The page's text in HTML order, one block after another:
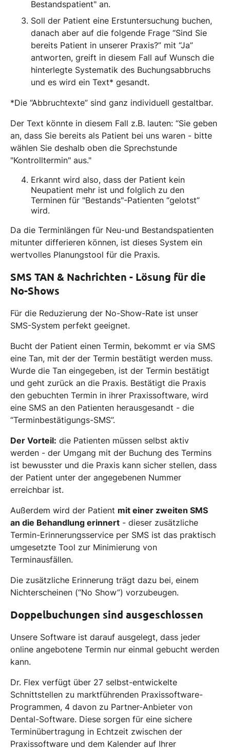
Bestandspatient" an.
Soll der Patient eine Erstuntersuchung buchen,
danach aber auf die folgende Frage “Sind Sie
bereits Patient in unserer Praxis?” mit “Ja”
antworten, greift in diesem Fall auf Wunsch die
hinterlegte Systematik des Buchungsabbruchs
und es wird ein Text* gesandt.
*Die “Abbruchtexte” sind ganz individuell gestaltbar.
Der Text könnte in diesem Fall z.B. lauten: “Sie geben
an, dass Sie bereits als Patient bei uns waren - bitte
wählen Sie deshalb oben die Sprechstunde
"Kontrolltermin" aus."
Erkannt wird also, dass der Patient kein
Neupatient mehr ist und folglich zu den
Terminen für "Bestands"-Patienten “gelotst”
wird.
Da die Terminlängen für Neu-und Bestandspatienten
mitunter differieren können, ist dieses System ein
wertvolles Planungstool für die Praxis.
SMS TAN & Nachrichten - Lösung für die
No-Shows
Für die Reduzierung der No-Show-Rate ist unser
SMS-System perfekt geeignet.
Bucht der Patient einen Termin, bekommt er via SMS
eine Tan, mit der der Termin bestätigt werden muss.
Wurde die Tan eingegeben, ist der Termin bestätigt
und geht zurück an die Praxis. Bestätigt die Praxis
den gebuchten Termin in ihrer Praxissoftware, wird
eine SMS an den Patienten herausgesandt - die
“Terminbestätigungs-SMS”.
Der Vorteil: die Patienten müssen selbst aktiv
werden - der Umgang mit der Buchung des Termins
ist bewusster und die Praxis kann sicher stellen, dass
der Patient unter der angegebenen Nummer
erreichbar ist.
Außerdem wird der Patient mit einer zweiten SMS
an die Behandlung erinnert - dieser zusätzliche
Termin-Erinnerungsservice per SMS ist das praktisch
umgesetzte Tool zur Minimierung von
Terminausfällen.
Die zusätzliche Erinnerung trägt dazu bei, einem
Nichterscheinen (“No Show”) vorzubeugen.
Doppelbuchungen sind ausgeschlossen
Unsere Software ist darauf ausgelegt, dass jeder
online angebotene Termin nur einmal gebucht werden
kann.
Dr. Flex verfügt über 27 selbst-entwickelte
Schnittstellen zu marktführenden Praxissoftware-
Programmen, 4 davon zu Partner-Anbieter von
Dental-Software. Diese sorgen für eine sichere
Terminübertragung in Echtzeit zwischen der
Praxissoftware und dem Kalender auf Ihrer